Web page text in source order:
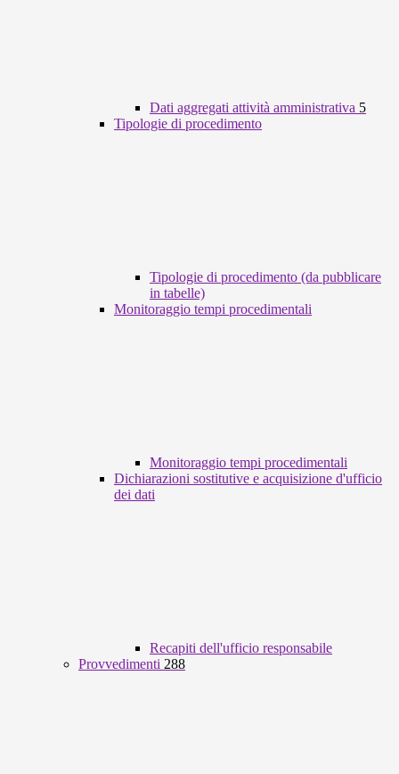
Dati aggregati attività amministrativa 5
Tipologie di procedimento
Tipologie di procedimento (da pubblicare
in tabelle)
Monitoraggio tempi procedimentali
Monitoraggio tempi procedimentali
Dichiarazioni sostitutive e acquisizione d'ufficio
dei dati
Recapiti dell'ufficio responsabile
Provvedimenti 288